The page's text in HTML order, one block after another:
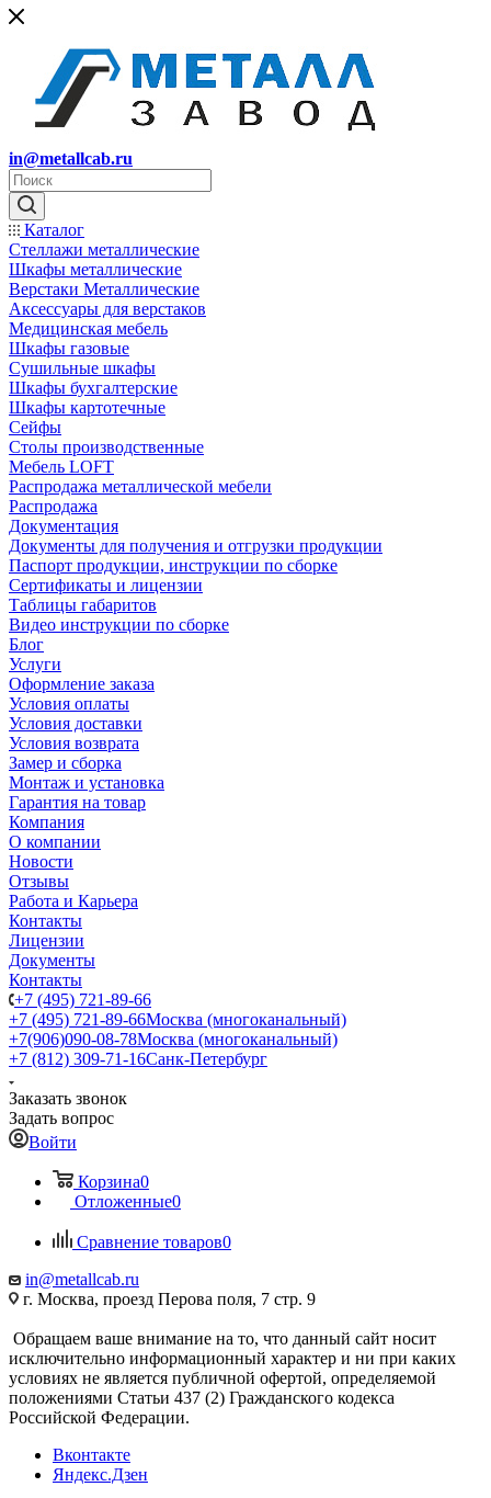
in@metallcab.ru
Каталог
Стеллажи металлические
Шкафы металлические
Верстаки Металлические
Аксессуары для верстаков
Медицинская мебель
Шкафы газовые
Сушильные шкафы
Шкафы бухгалтерские
Шкафы картотечные
Сейфы
Столы производственные
Мебель LOFT
Распродажа металлической мебели
Распродажа
Документация
Документы для получения и отгрузки продукции
Паспорт продукции, инструкции по сборке
Сертификаты и лицензии
Таблицы габаритов
Видео инструкции по сборке
Блог
Услуги
Оформление заказа
Условия оплаты
Условия доставки
Условия возврата
Замер и сборка
Монтаж и установка
Гарантия на товар
Компания
О компании
Новости
Отзывы
Работа и Карьера
Контакты
Лицензии
Документы
Контакты
+7 (495) 721-89-66
+7 (495) 721-89-66Москва (многоканальный)
+7(906)090-08-78Москва (многоканальный)
+7 (812) 309-71-16Санк-Петербург
Заказать звонок
Задать вопрос
Войти
Корзина0
Отложенные0
Сравнение товаров0
in@metallcab.ru
г. Москва, проезд Перова поля, 7 стр. 9
Обращаем ваше внимание на то, что данный сайт носит
исключительно информационный характер и ни при каких
условиях не является публичной офертой, определяемой
положениями Статьи 437 (2) Гражданского кодекса
Российской Федерации.
Вконтакте
Яндекс.Дзен